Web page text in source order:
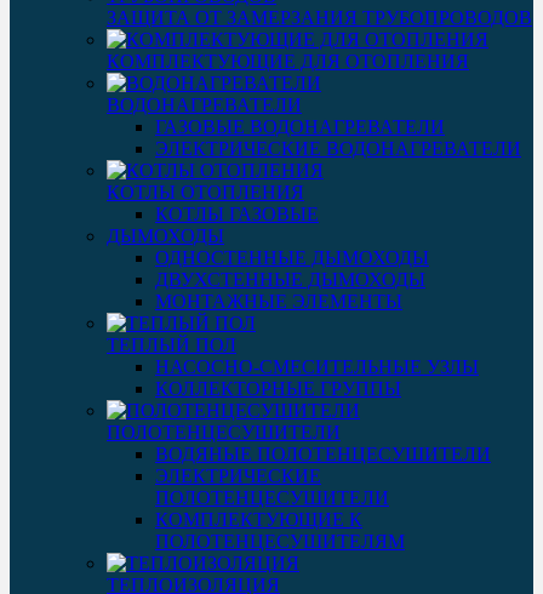
ЗАЩИТА ОТ ЗАМЕРЗАНИЯ ТРУБОПРОВОДОВ
КОМПЛЕКТУЮЩИЕ ДЛЯ ОТОПЛЕНИЯ
ВОДОНАГРЕВАТЕЛИ
ГАЗОВЫЕ ВОДОНАГРЕВАТЕЛИ
ЭЛЕКТРИЧЕСКИЕ ВОДОНАГРЕВАТЕЛИ
КОТЛЫ ОТОПЛЕНИЯ
КОТЛЫ ГАЗОВЫЕ
ДЫМОХОДЫ
ОДНОСТЕННЫЕ ДЫМОХОДЫ
ДВУХСТЕННЫЕ ДЫМОХОДЫ
МОНТАЖНЫЕ ЭЛЕМЕНТЫ
ТЕПЛЫЙ ПОЛ
НАСОСНО-СМЕСИТЕЛЬНЫЕ УЗЛЫ
КОЛЛЕКТОРНЫЕ ГРУППЫ
ПОЛОТЕНЦЕСУШИТЕЛИ
ВОДЯНЫЕ ПОЛОТЕНЦЕСУШИТЕЛИ
ЭЛЕКТРИЧЕСКИЕ
ПОЛОТЕНЦЕСУШИТЕЛИ
КОМПЛЕКТУЮЩИЕ К
ПОЛОТЕНЦЕСУШИТЕЛЯМ
ТЕПЛОИЗОЛЯЦИЯ